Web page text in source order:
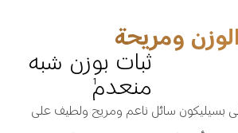
ومريحة
ثبات بوزن شبه
منعدم
1
بسيليكون سائل ناعم ومريح ولطيف على